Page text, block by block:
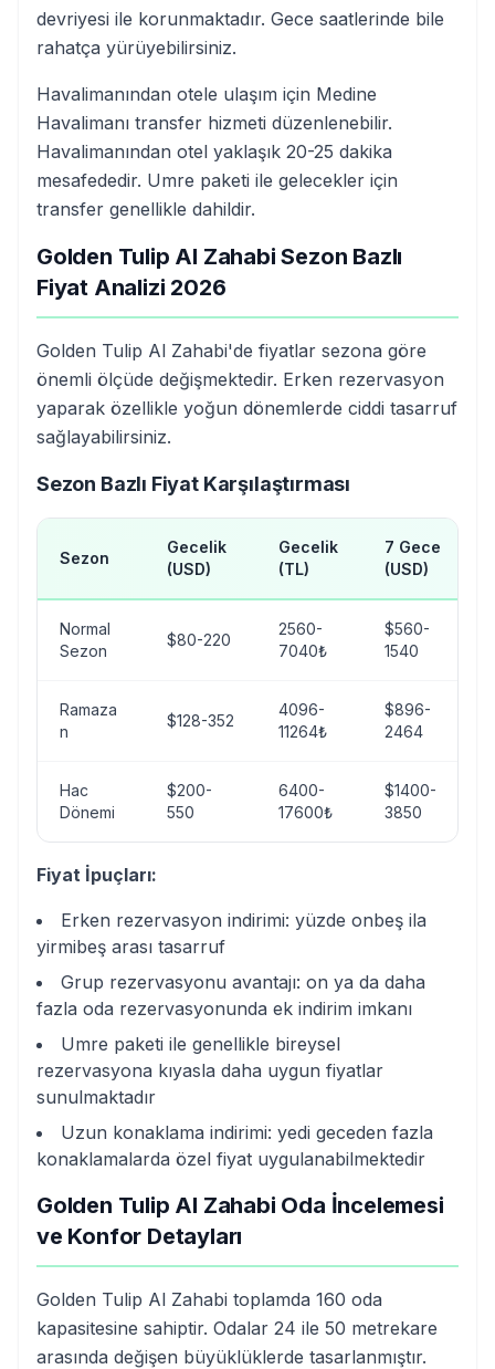
devriyesi ile korunmaktadır. Gece saatlerinde bile
rahatça yürüyebilirsiniz.
Havalimanından otele ulaşım için Medine
Havalimanı transfer hizmeti düzenlenebilir.
Havalimanından otel yaklaşık 20-25 dakika
mesafededir. Umre paketi ile gelecekler için
transfer genellikle dahildir.
Golden Tulip Al Zahabi Sezon Bazlı
Fiyat Analizi 2026
Golden Tulip Al Zahabi'de fiyatlar sezona göre
önemli ölçüde değişmektedir. Erken rezervasyon
yaparak özellikle yoğun dönemlerde ciddi tasarruf
sağlayabilirsiniz.
Sezon Bazlı Fiyat Karşılaştırması
Sezon
Gecelik
(USD)
Gecelik
(TL)
7 Gece
(USD)
Normal
Sezon
$80-220
2560-
7040₺
$560-
1540
Ramaza
n
$128-352
4096-
11264₺
$896-
2464
Hac
Dönemi
$200-
550
6400-
17600₺
$1400-
3850
Fiyat İpuçları:
Erken rezervasyon indirimi: yüzde onbeş ila
yirmibeş arası tasarruf
Grup rezervasyonu avantajı: on ya da daha
fazla oda rezervasyonunda ek indirim imkanı
Umre paketi ile genellikle bireysel
rezervasyona kıyasla daha uygun fiyatlar
sunulmaktadır
Uzun konaklama indirimi: yedi geceden fazla
konaklamalarda özel fiyat uygulanabilmektedir
Golden Tulip Al Zahabi Oda İncelemesi
ve Konfor Detayları
Golden Tulip Al Zahabi toplamda 160 oda
kapasitesine sahiptir. Odalar 24 ile 50 metrekare
arasında değişen büyüklüklerde tasarlanmıştır.